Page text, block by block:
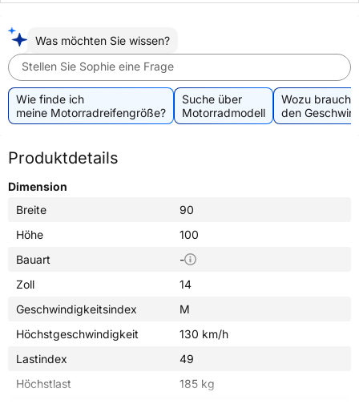
Was möchten Sie wissen?
Stellen Sie Sophie eine Frage
Wie finde ich
meine Motorradreifengröße?
Suche über
Motorradmodell
Wozu
den
Produktdetails
Dimension
Breite
90
Höhe
100
Bauart
-
Zoll
14
Geschwindigkeitsindex
M
Höchstgeschwindigkeit
130 km/h
Lastindex
49
Höchstlast
185 kg